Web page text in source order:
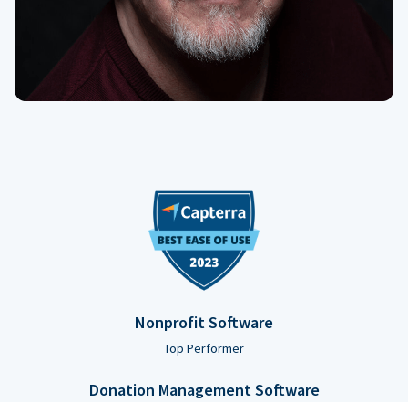
Nonprofit Software
Top Performer
Donation Management Software